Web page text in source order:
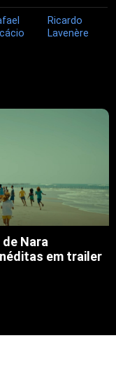
Ricardo
Lavenère
Nara
em trailer